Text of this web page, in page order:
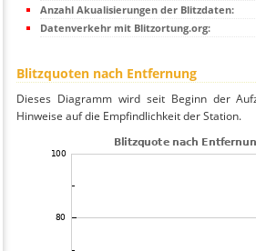
Anzahl Akualisierungen der Blitzdaten:
Datenverkehr mit Blitzortung.org:
Blitzquoten nach Entfernung
Dieses Diagramm wird seit Beginn der
Hinweise auf die Empfindlichkeit der Station.